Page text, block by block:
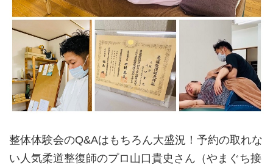
整体体験会のQ&Aはもちろん大盛況！予約の取れな
い人気柔道整復師のプロ山口貴史さん（やまぐち接